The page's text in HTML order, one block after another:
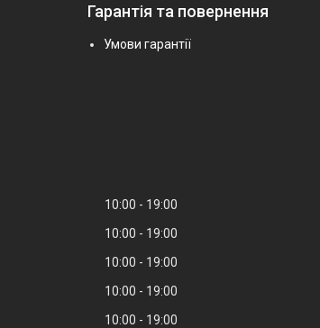
Гарантія та повернення
Умови гарантії
10:00
19:00
10:00
19:00
10:00
19:00
10:00
19:00
10:00
19:00